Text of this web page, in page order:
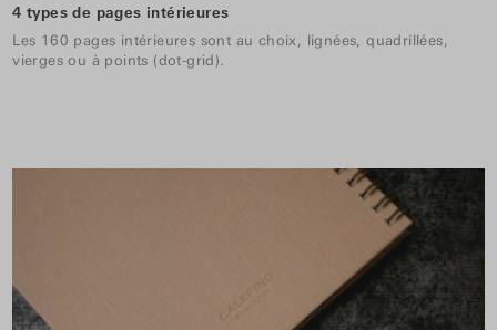
4 types de pages intérieures
Les 160 pages intérieures sont au choix, lignées, quadrillées,
vierges ou à points (dot-grid).